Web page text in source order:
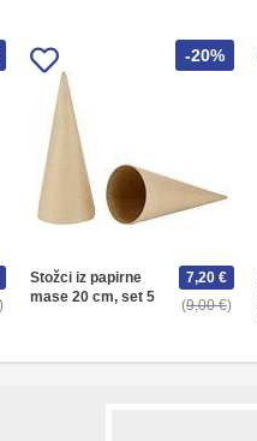
-20%
Stožci iz papirne
mase 20 cm, set 5
9,00 €
7,20 €